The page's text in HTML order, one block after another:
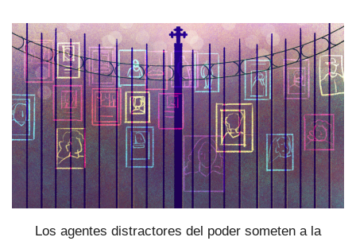
el surti
acerca
blog
contacto
Los agentes distractores del poder someten a la